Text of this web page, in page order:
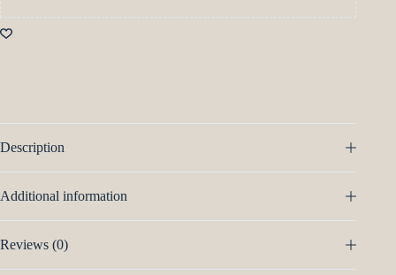
Description
Additional information
Reviews (0)